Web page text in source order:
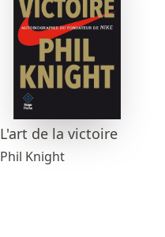
L'art de la victoire
Phil Knight